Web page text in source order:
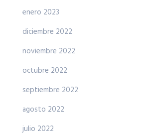
enero 2023
diciembre 2022
noviembre 2022
octubre 2022
septiembre 2022
agosto 2022
julio 2022